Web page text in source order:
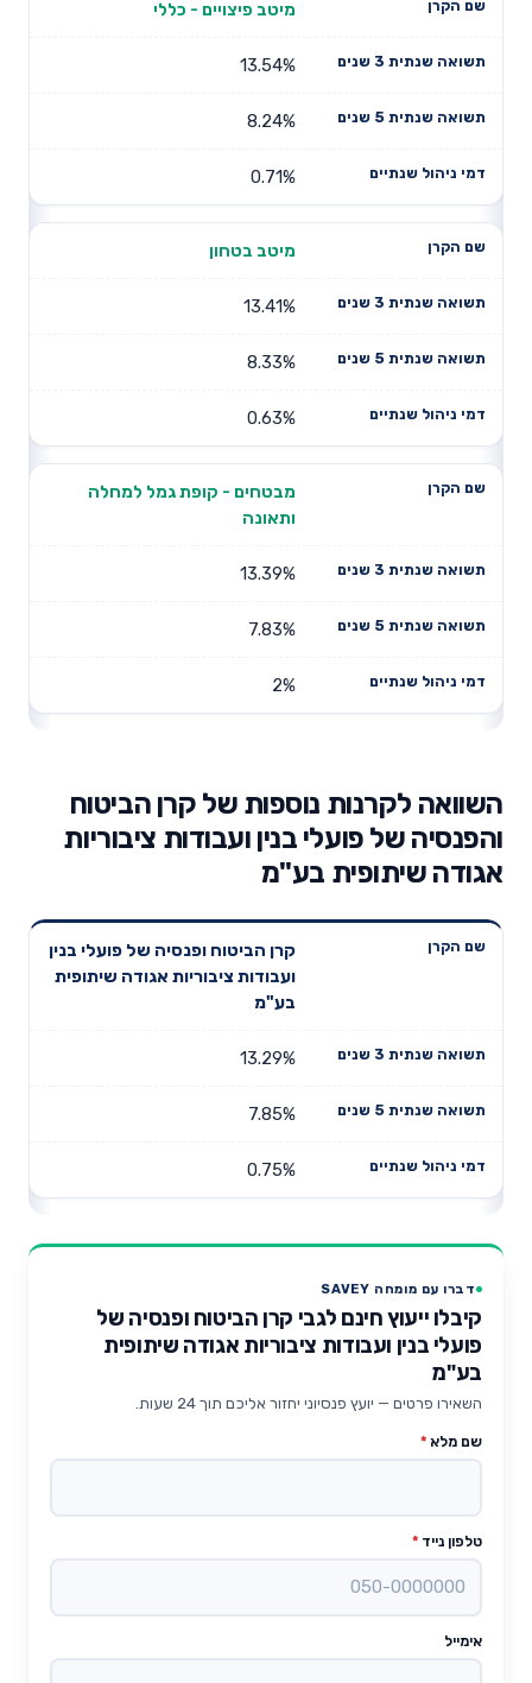
מיטב פיצויים - כללי
13.54%
8.24%
0.71%
מיטב בטחון
13.41%
8.33%
0.63%
מבטחים - קופת גמל למחלה
ותאונה
13.39%
7.83%
2%
השוואה לקרנות נוספות של קרן הביטוח
והפנסיה של פועלי בנין ועבודות ציבוריות
אגודה שיתופית בע"מ
שנתית 3
תשואה
שנתית 5
דמי ניהול
שנתיים
קרן הביטוח ופנסיה של פועלי בנין
ועבודות ציבוריות אגודה שיתופית
בע"מ
13.29%
7.85%
0.75%
דברו עם מומחה SAVEY
קיבלו ייעוץ חינם לגבי קרן הביטוח ופנסיה של
פועלי בנין ועבודות ציבוריות אגודה שיתופית
בע"מ
השאירו פרטים — יועץ פנסיוני יחזור אליכם תוך 24 שעות.
שם מלא *
טלפון נייד *
אימייל